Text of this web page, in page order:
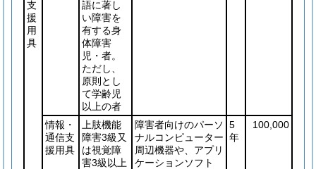
支
援
用
具
語に著し
い障害を
有する身
体障害
児・者。
ただし、
原則とし
て学齢児
以上の者
情報・
通信支
援用具
上肢機能
障害3級又
は視覚障
害3級以上
障害者向けのパーソ
ナルコンピューター
周辺機器や、アプリ
ケーションソフト
5
年
100,000